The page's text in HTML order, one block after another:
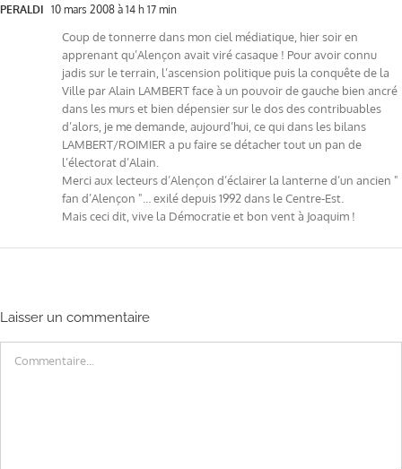
PERALDI 10 mars 2008 à 14 h 17 min
Coup de tonnerre dans mon ciel médiatique, hier soir en
apprenant qu’Alençon avait viré casaque ! Pour avoir connu
jadis sur le terrain, l’ascension politique puis la conquête de la
Ville par Alain LAMBERT face à un pouvoir de gauche bien ancré
dans les murs et bien dépensier sur le dos des contribuables
d’alors, je me demande, aujourd’hui, ce qui dans les bilans
LAMBERT/ROIMIER a pu faire se détacher tout un pan de
l’électorat d’Alain.
Merci aux lecteurs d’Alençon d’éclairer la lanterne d’un ancien "
fan d’Alençon "… exilé depuis 1992 dans le Centre-Est.
Mais ceci dit, vive la Démocratie et bon vent à Joaquim !
Laisser un commentaire